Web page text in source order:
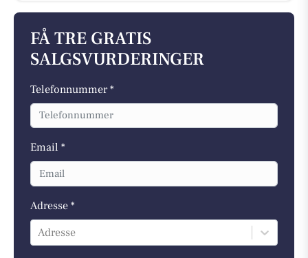
FÅ TRE GRATIS
SALGSVURDERINGER
Telefonnummer *
Email *
Adresse *
Adresse